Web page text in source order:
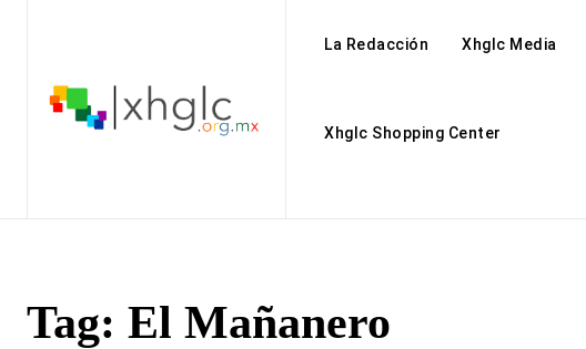
La Redacción Xhglc Media
Xhglc Shopping Center
Tag: El Mañanero